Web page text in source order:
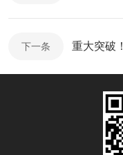
下一条